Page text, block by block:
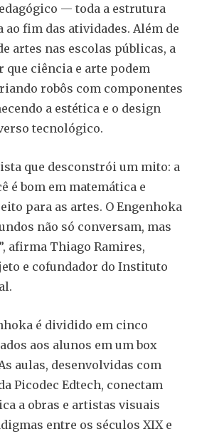
— toda a estrutura
ao fim das atividades. Além de
artes nas escolas públicas, a
ciência e arte podem
robôs com componentes
a estética e o design
tecnológico.
que desconstrói um mito: a
é bom em matemática e
para as artes. O Engenhoka
não só conversam, mas
afirma Thiago Ramires,
e cofundador do Instituto
é dividido em cinco
aos alunos em um box
aulas, desenvolvidas com
Picodec Edtech, conectam
a obras e artistas visuais
entre os séculos XIX e